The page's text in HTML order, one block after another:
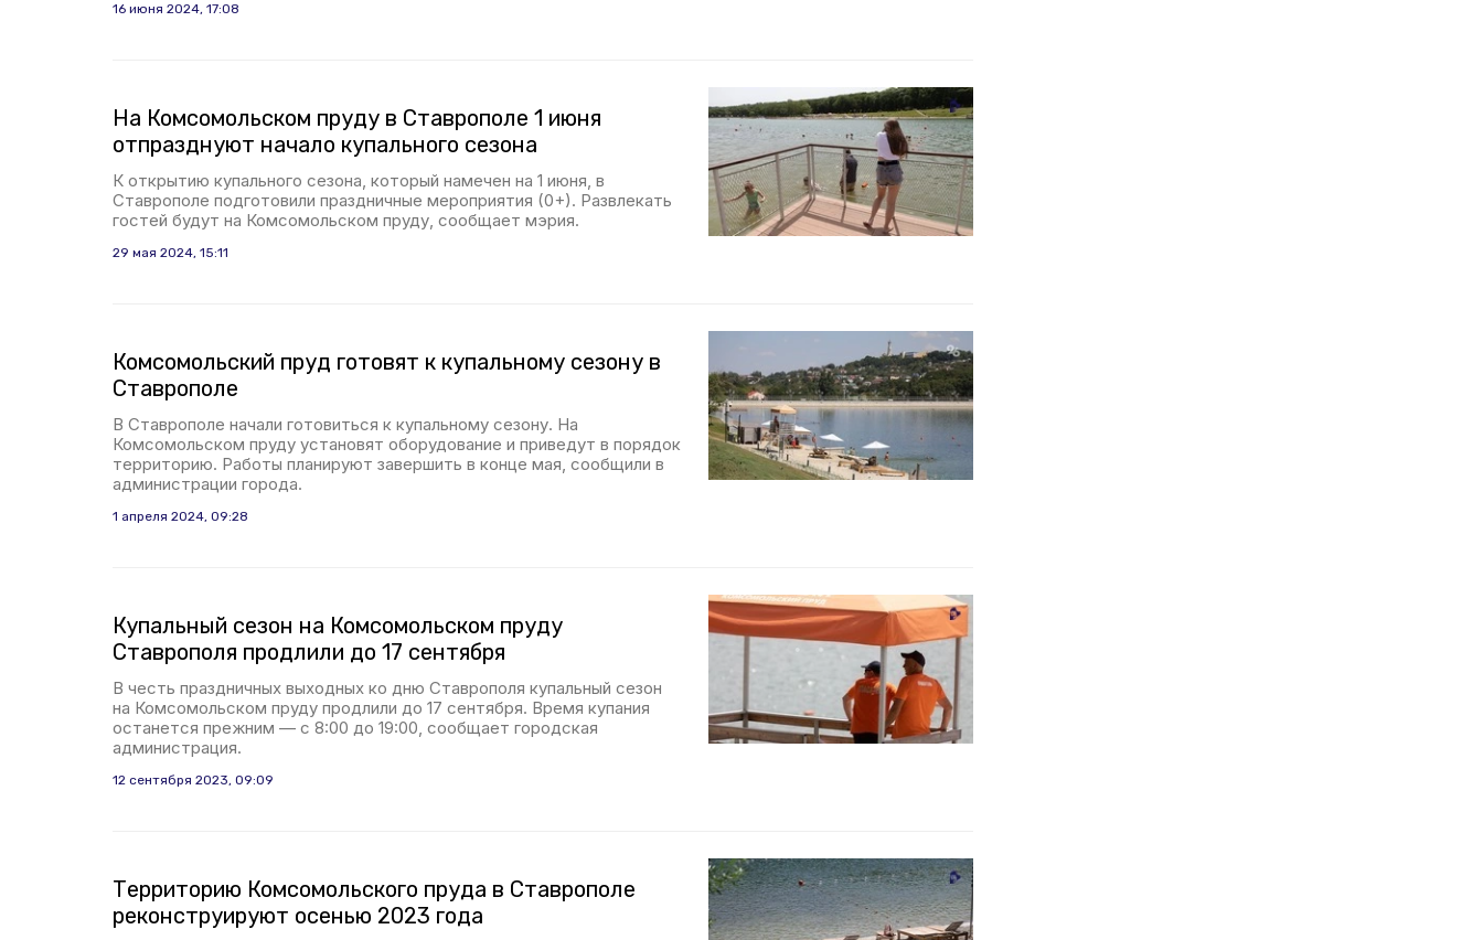
16 июня 2024, 17:08
На Комсомольском пруду в Ставрополе 1 июня
отпразднуют начало купального сезона
К открытию купального сезона, который намечен на 1 июня, в
Ставрополе подготовили праздничные мероприятия (0+). Развлекать
гостей будут на Комсомольском пруду, сообщает мэрия.
29 мая 2024, 15:11
Комсомольский пруд готовят к купальному сезону в
Ставрополе
В Ставрополе начали готовиться к купальному сезону. На
Комсомольском пруду установят оборудование и приведут в порядок
территорию. Работы планируют завершить в конце мая, сообщили в
администрации города.
1 апреля 2024, 09:28
Купальный сезон на Комсомольском пруду
Ставрополя продлили до 17 сентября
В честь праздничных выходных ко дню Ставрополя купальный сезон
на Комсомольском пруду продлили до 17 сентября. Время купания
останется прежним — с 8:00 до 19:00, сообщает городская
администрация.
12 сентября 2023, 09:09
Территорию Комсомольского пруда в Ставрополе
реконструируют осенью 2023 года